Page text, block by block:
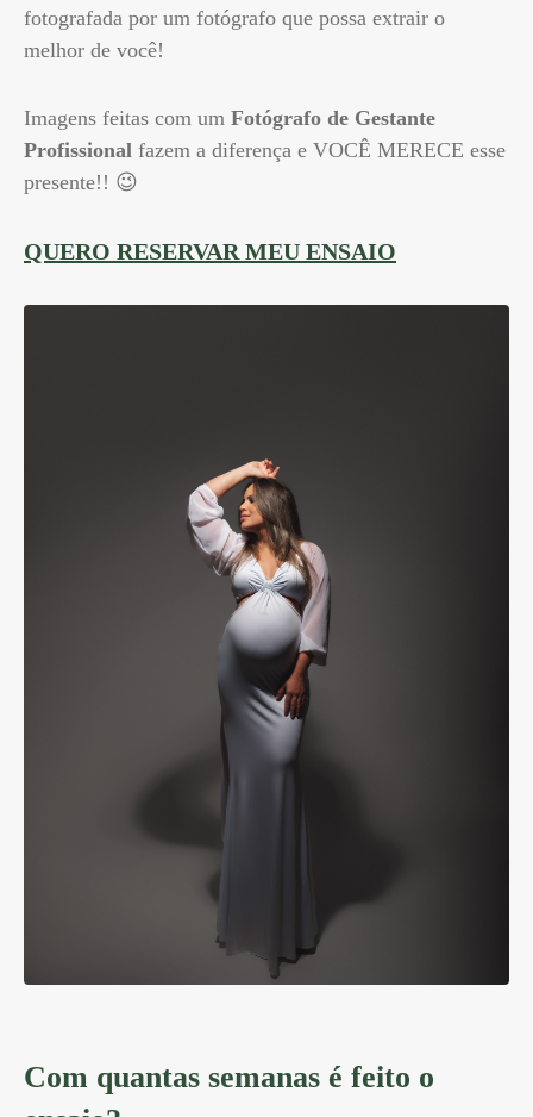
fotografada por um fotógrafo que possa extrair o
melhor de você!
Imagens feitas com um Fotógrafo de Gestante
Profissional fazem a diferença e VOCÊ MERECE esse
presente!! 😉
QUERO RESERVAR MEU ENSAIO
Com quantas semanas é feito o